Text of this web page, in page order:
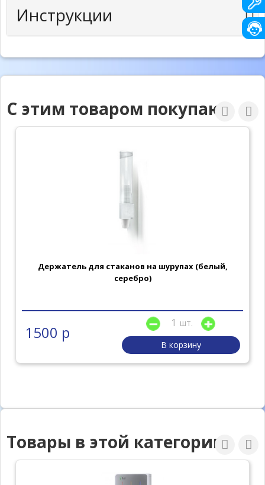
Инструкции
С этим товаром покупают
Держатель для стаканов на шурупах (белый,
серебро)
1500 р
шт.
В корзину
Товары в этой категории